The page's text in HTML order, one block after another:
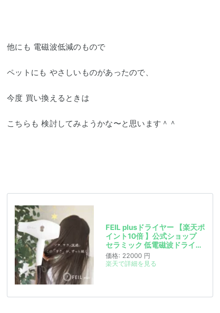
他にも 電磁波低減のもので
ペットにも やさしいものがあったので、
今度 買い換えるときは
こちらも 検討してみようかな〜と思います＾＾
FEIL plusドライヤー 【楽天ポ
イント10倍 】公式ショップ
セラミック 低電磁波ドライヤ
ー 遠赤外線ドライヤー サロン
業務用ドライヤー フェールプ
価格: 22000 円
楽天で詳細を見る